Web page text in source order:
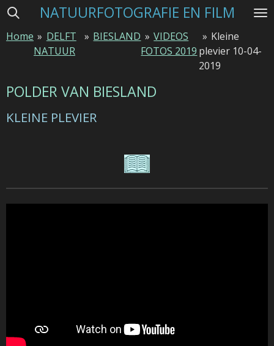
Ga
naar
NATUURFOTOGRAFIE EN FILM
Home » DELFT
NATUUR
» BIESLAND » VIDEOS
FOTOS 2019
» Kleine
plevier 10-04-
2019
POLDER VAN BIESLAND
KLEINE PLEVIER